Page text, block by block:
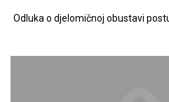
Odluka o djelomičnoj obustavi